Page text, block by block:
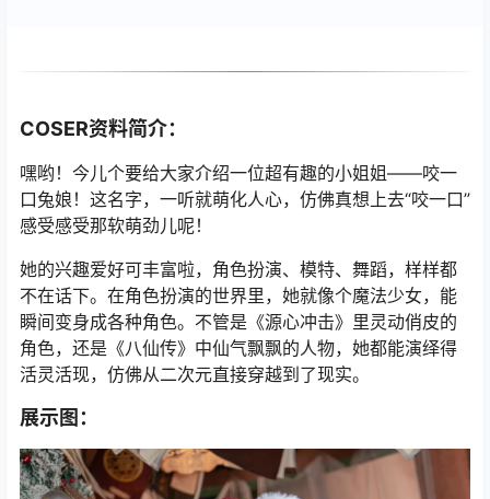
COSER资料简介：
嘿哟！今儿个要给大家介绍一位超有趣的小姐姐——咬一
口兔娘！这名字，一听就萌化人心，仿佛真想上去“咬一口”
感受感受那软萌劲儿呢！
她的兴趣爱好可丰富啦，角色扮演、模特、舞蹈，样样都
不在话下。在角色扮演的世界里，她就像个魔法少女，能
瞬间变身成各种角色。不管是《源心冲击》里灵动俏皮的
角色，还是《八仙传》中仙气飘飘的人物，她都能演绎得
活灵活现，仿佛从二次元直接穿越到了现实。
展示图：